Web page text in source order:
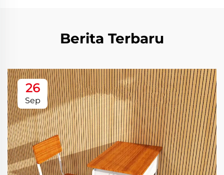
Berita Terbaru
26
Sep